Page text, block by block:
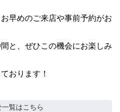
早めのご来店や事前予約がお
と、ぜひこの機会にお楽しみ
おります！
一覧はこちら